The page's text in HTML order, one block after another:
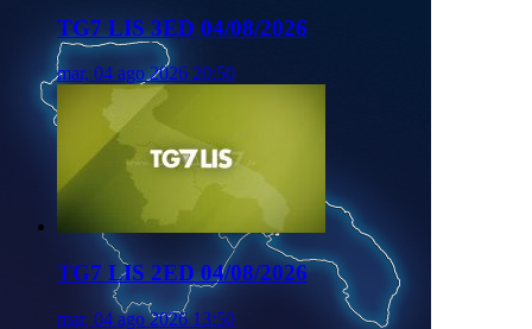
TG7 LIS 3ED 04/08/2026
mar, 04 ago 2026 20:50
TG7 LIS 2ED 04/08/2026
mar, 04 ago 2026 13:50